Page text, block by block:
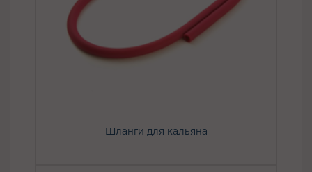
Шланги для кальяна